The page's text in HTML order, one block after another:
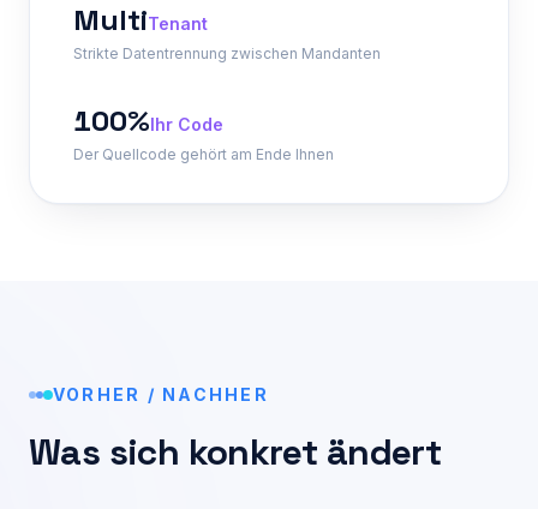
MultiTenant
Strikte Datentrennung zwischen Mandanten
100%Ihr Code
Der Quellcode gehört am Ende Ihnen
VORHER / NACHHER
Was sich konkret ändert